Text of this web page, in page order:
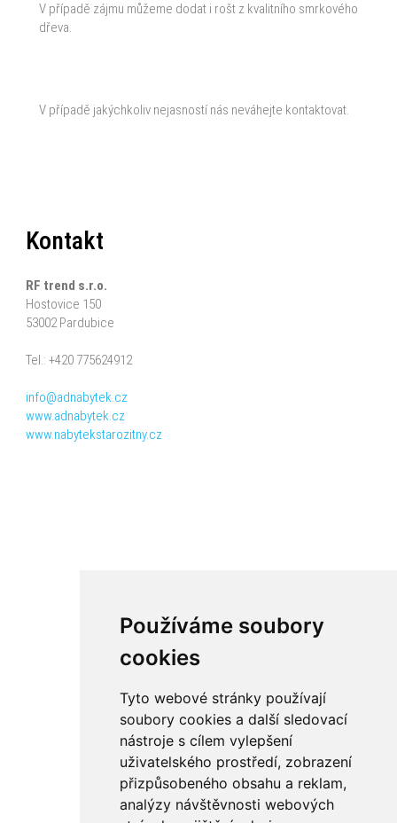
Používáme soubory
cookies
Tyto webové stránky používají
soubory cookies a další sledovací
nástroje s cílem vylepšení
uživatelského prostředí, zobrazení
přizpůsobeného obsahu a reklam,
analýzy návštěvnosti webových
V případě zájmu můžeme dodat i rošt z kvalitního smrkového
dřeva.
V případě jakýchkoliv nejasností nás neváhejte kontaktovat.
Kontakt
RF trend s.r.o.
Hostovice 150
53002 Pardubice
Tel.: +420 775624912
info@adnabytek.cz
www.adnabytek.cz
www.nabytekstarozitny.cz